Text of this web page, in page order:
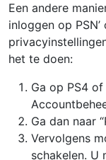
Een andere
inloggen op
het te doen:
Ga op PS4
Ga dan naar
Vervolgens
schakelen. U